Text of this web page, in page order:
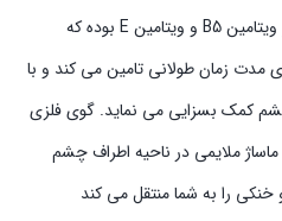
دور چشم حاوی جلبک دریایی، پرو ویتامین B5 و ویتامین E بوده که
مدت زمان طولانی تامین می کند و با
کمک بسزایی می نماید. گوی فلزی
ملایمی در ناحیه اطراف چشم
را به شما منتقل می کند